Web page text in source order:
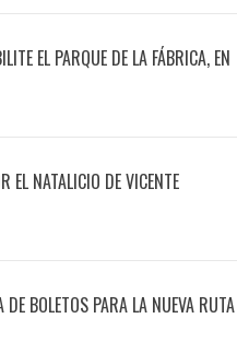
EL PARQUE DE LA FÁBRICA, EN
EL NATALICIO DE VICENTE
BOLETOS PARA LA NUEVA RUTA